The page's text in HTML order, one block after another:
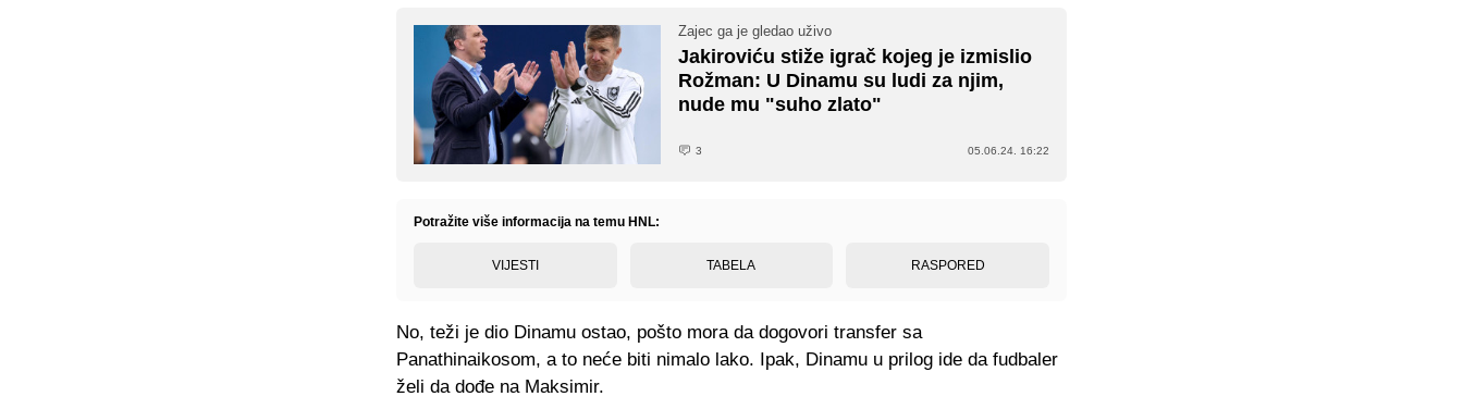
Zajec ga je gledao uživo
Jakiroviću stiže igrač kojeg je izmislio
Rožman: U Dinamu su ludi za njim,
nude mu "suho zlato"
3 05.06.24. 16:22
Potražite više informacija na temu HNL:
VIJESTI TABELA RASPORED
No, teži je dio Dinamu ostao, pošto mora da dogovori transfer sa
Panathinaikosom, a to neće biti nimalo lako. Ipak, Dinamu u prilog ide da fudbaler
želi da dođe na Maksimir.